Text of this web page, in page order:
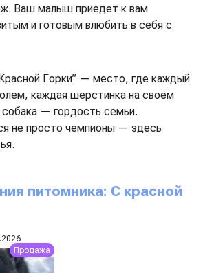
Ваш малыш приедет к вам
и готовым влюбить в себя с
Горки” — место, где каждый
каждая шерстинка на своём
— гордость семьи.
не просто чемпионы — здесь
питомника: С красной
Продажа